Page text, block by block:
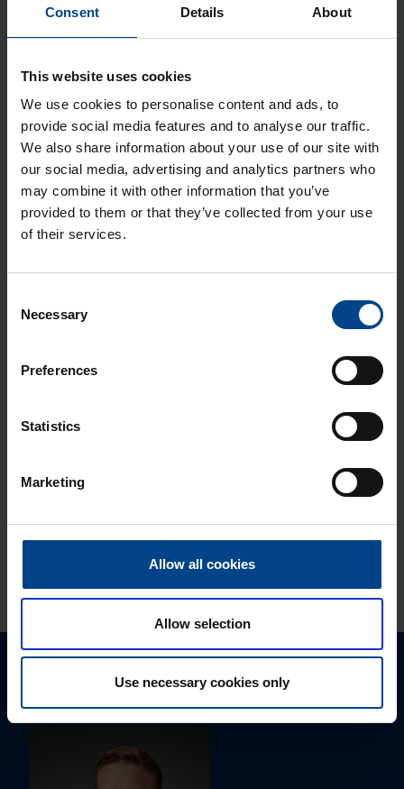
Consent Details About
This website uses cookies
We use cookies to personalise content and ads, to
provide social media features and to analyse our traffic.
We also share information about your use of our site with
our social media, advertising and analytics partners who
may combine it with other information that you’ve
provided to them or that they’ve collected from your use
of their services.
Selection
Necessary
Preferences
Statistics
Marketing
Allow all cookies
Allow selection
Use necessary cookies only
2×12 moo­du­lit, 350×300 mm
Tootekood: FL979A
Ver­ti­kaal­sed sii­nid kilbi põhja, Orion
Plus C, kõr­gus 300 mm
Tootekood: FL461A
Mon­taaž­plaat Orion Plus, 350×300
Mon­taaž­plaat Orion Plus, 350×300
Tootekood: FL423A
Palun võtke meiega ühendust